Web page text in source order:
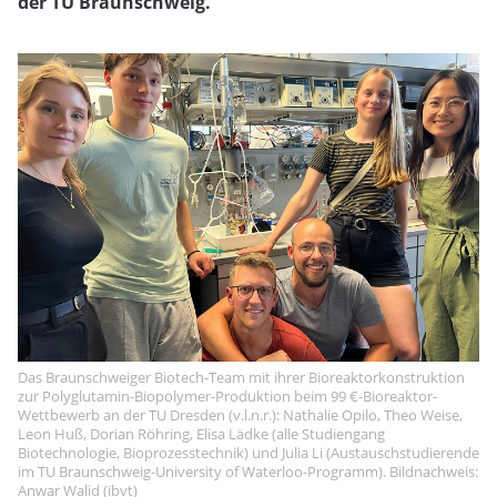
Das Braunschweiger Biotech-Team mit ihrer Bioreaktorkonstruktion
zur Polyglutamin-Biopolymer-Produktion beim 99 €-Bioreaktor-
Wettbewerb an der TU Dresden (v.l.n.r.): Nathalie Opilo, Theo Weise,
Leon Huß, Dorian Röhring, Elisa Lädke (alle Studiengang
Biotechnologie, Bioprozesstechnik) und Julia Li (Austauschstudierende
im TU Braunschweig-University of Waterloo-Programm). Bildnachweis:
Anwar Walid (ibvt)